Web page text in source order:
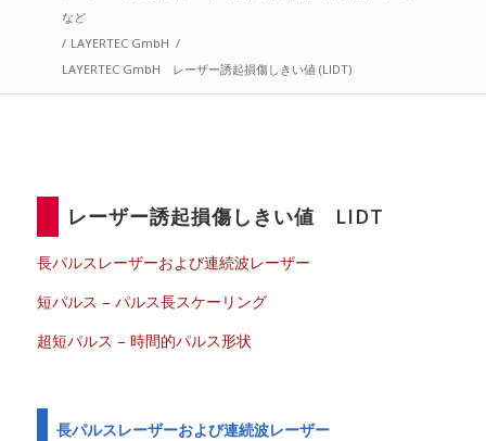
など
/ LAYERTEC GmbH /
LAYERTEC GmbH レーザー誘起損傷しきい値 (LIDT)
レーザー誘起損傷しきい値 LIDT
長パルスレーザーおよび連続波レーザー
短パルス – パルス長スケーリング
超短パルス – 時間的パルス形状
長パルスレーザーおよび連続波レーザー